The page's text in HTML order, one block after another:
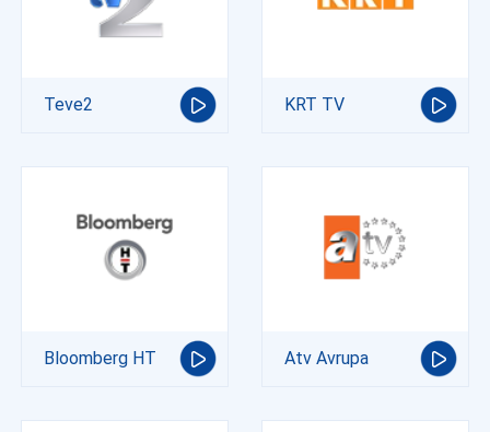
Teve2 KRT TV
Bloomberg HT Atv Avrupa